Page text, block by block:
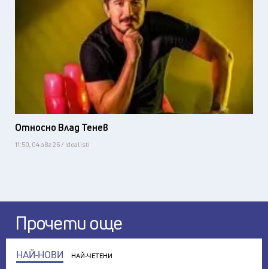
Относно Влад Тенев
11:50, 04 авг 26 / Idealisti
Прочети още
НАЙ-НОВИ НАЙ-ЧЕТЕНИ